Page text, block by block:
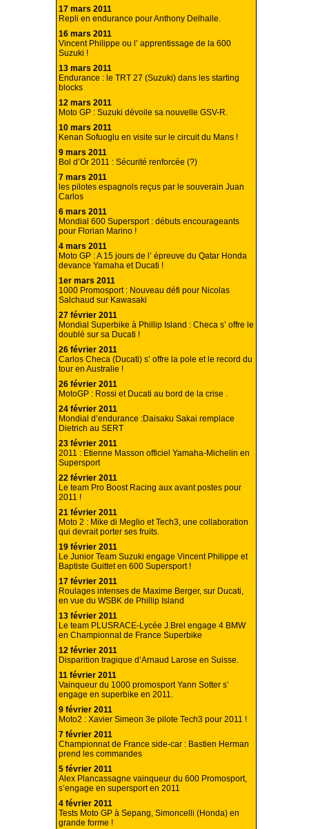
17 mars 2011
Repli en endurance pour Anthony Delhalle.
16 mars 2011
Vincent Philippe ou l’ apprentissage de la 600
Suzuki !
13 mars 2011
Endurance : le TRT 27 (Suzuki) dans les starting
blocks
12 mars 2011
Moto GP : Suzuki dévoile sa nouvelle GSV-R.
10 mars 2011
Kenan Sofuoglu en visite sur le circuit du Mans !
9 mars 2011
Bol d’Or 2011 : Sécurité renforcée (?)
7 mars 2011
les pilotes espagnols reçus par le souverain Juan
Carlos
6 mars 2011
Mondial 600 Supersport : débuts encourageants
pour Florian Marino !
4 mars 2011
Moto GP : A 15 jours de l’ épreuve du Qatar Honda
devance Yamaha et Ducati !
1er mars 2011
1000 Promosport : Nouveau défi pour Nicolas
Salchaud sur Kawasaki
27 février 2011
Mondial Superbike à Phillip Island : Checa s’ offre le
doublé sur sa Ducati !
26 février 2011
Carlos Checa (Ducati) s’ offre la pole et le record du
tour en Australie !
26 février 2011
MotoGP : Rossi et Ducati au bord de la crise .
24 février 2011
Mondial d’endurance :Daisaku Sakai remplace
Dietrich au SERT
23 février 2011
2011 : Etienne Masson officiel Yamaha-Michelin en
Supersport
22 février 2011
Le team Pro Boost Racing aux avant postes pour
2011 !
21 février 2011
Moto 2 : Mike di Meglio et Tech3, une collaboration
qui devrait porter ses fruits.
19 février 2011
Le Junior Team Suzuki engage Vincent Philippe et
Baptiste Guittet en 600 Supersport !
17 février 2011
Roulages intenses de Maxime Berger, sur Ducati,
en vue du WSBK de Phillip Island
13 février 2011
Le team PLUSRACE-Lycée J.Brel engage 4 BMW
en Championnat de France Superbike
12 février 2011
Disparition tragique d’Arnaud Larose en Suisse.
11 février 2011
Vainqueur du 1000 promosport Yann Sotter s’
engage en superbike en 2011.
9 février 2011
Moto2 : Xavier Simeon 3e pilote Tech3 pour 2011 !
7 février 2011
Championnat de France side-car : Bastien Herman
prend les commandes
5 février 2011
Alex Plancassagne vainqueur du 600 Promosport,
s’engage en supersport en 2011
4 février 2011
Tests Moto GP à Sepang, Simoncelli (Honda) en
grande forme !